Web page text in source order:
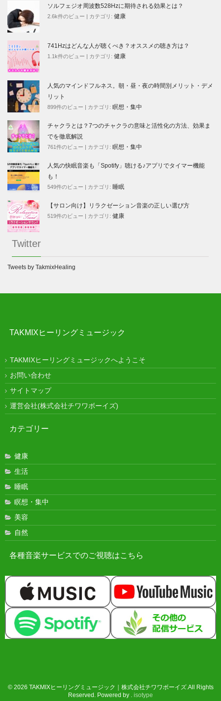
ソルフェジオ周波数528Hzに期待される効果とは？
2.6k件のビュー カテゴリ: 健康
741Hzはどんな人が聴くべき？オススメの聴き方は？
1.1k件のビュー カテゴリ: 健康
人気のマインドフルネス。朝・昼・夜の時間別メリット・デメ
リット
899件のビュー カテゴリ: 瞑想・集中
チャクラとは？7つのチャクラの意味と活性化の方法、効果ま
でを徹底解説
761件のビュー カテゴリ: 瞑想・集中
人気の快眠音楽も「Spotify」聴ける♪アプリでタイマー機能
も！
549件のビュー カテゴリ: 睡眠
【サロン向け】リラクゼーション音楽の正しい選び方
519件のビュー カテゴリ: 健康
Twitter
Tweets by TakmixHealing
TAKMIXヒーリングミュージック
TAKMIXヒーリングミュージックへようこそ
お問い合わせ
サイトマップ
運営会社(株式会社チワワボーイズ)
カテゴリー
健康
生活
睡眠
瞑想・集中
美容
自然
各種音楽サービスでのご視聴はこちら
© 2026 TAKMIXヒーリングミュージック｜株式会社チワワボーイズ.All Rights
Reserved. Powered by . isotype